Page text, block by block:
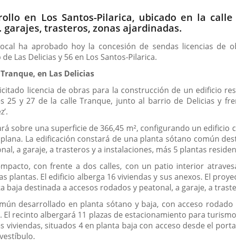
en Los Santos-Pilarica, ubicado en la
trasteros, zonas ajardinadas.
ha aprobado hoy la concesión de sendas licencias de
Las Delicias y 56 en Los Santos-Pilarica.
en Las Delicias
licencia de obras para la construcción de un edificio
25 y 27 de la calle Tranque, junto al barrio de Delicias y
sobre una superficie de 366,45 m², configurando un
La edificación constará de una planta sótano común
a garaje, a trasteros y a instalaciones, más 5 plantas
con frente a dos calles, con un patio interior
plantas. El edificio alberga 16 viviendas y sus anexos. El
baja destinada a accesos rodados y peatonal, a garaje, a
desarrollado en planta sótano y baja, con acceso
recinto albergará 11 plazas de estacionamiento para
viviendas, situados 4 en planta baja con acceso desde el